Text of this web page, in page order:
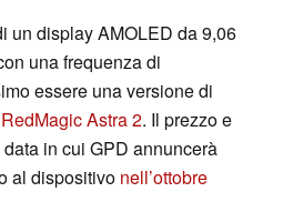
un display AMOLED da 9,06
una frequenza di
essere una versione di
RedMagic Astra 2. Il prezzo e
in cui GPD annuncerà
al dispositivo nell’ottobre